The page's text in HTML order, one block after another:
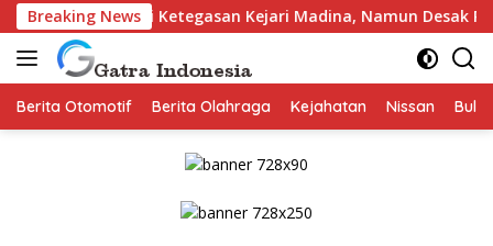
Langsung
ke
konten
Breaking News
Ketegasan Kejari Madina, Namun Desak Pengusutan
Berita Otomotif Berita Olahraga Kejahatan Nissan